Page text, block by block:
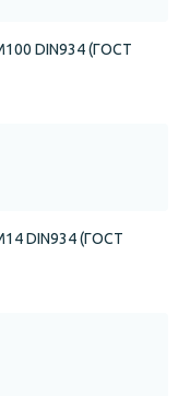
DIN934 (ГОСТ
DIN934 (ГОСТ